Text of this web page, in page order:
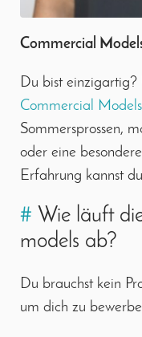
Commercial
Du bist einzigartig?
Commercial Models
Sommersprossen,
oder eine
Erfahrung kannst
# Wie läuft
models ab?
Du brauchst kein
um dich zu